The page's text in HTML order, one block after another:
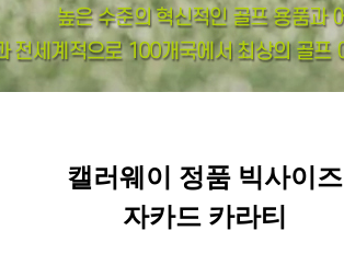
캘러웨이 정품 빅사이즈
자카드 카라티